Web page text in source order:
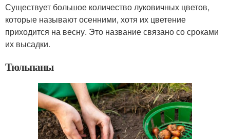
Существует большое количество луковичных цветов,
которые называют осенними, хотя их цветение
приходится на весну. Это название связано со сроками
их высадки.
Тюльпаны